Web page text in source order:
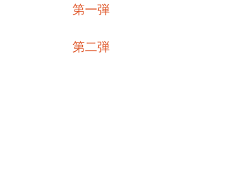
第一弾
第二弾